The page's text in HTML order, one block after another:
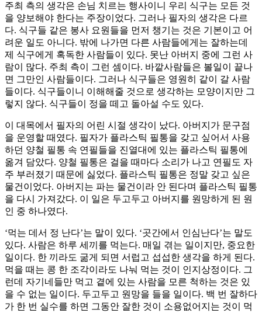
주최 측의 생각은 손님 치르는 행사이니 우리 식구는 모든 것
을 양보해야 한다는 주장이었다. 그러나 필자의 생각은 다르
다. 식구들 같은 봉사 요원들을 먼저 챙기는 것은 기본이고 어
려운 일도 아니다. 밖에 나가면 다른 사람들에게는 잘하는데
제 식구에게 혹독한 사람들이 있다. 못난 아버지 중에 그런 사
람이 많다. 주최 측이 그런 셈이다. 바깥사람들은 볼일이 끝나
면 그만인 사람들이다. 그러나 식구들은 영원히 같이 갈 사람
들이다. 식구들이니 이해해줄 것으로 생각하는 모양이지만 그
렇지 않다. 식구들이 정을 떼고 돌아설 수도 있다.
이 대목에서 필자의 어린 시절 생각이 났다. 아버지가 문구점
을 운영할 때였다. 필자가 플라스틱 필통을 갖고 싶어서 사용
하던 양철 필통 속 연필들을 진열대에 있는 플라스틱 필통에
옮겨 담았다. 양철 필통은 걸을 때마다 소리가 나고 연필도 자
주 부러졌기 때문에 싫었다. 플라스틱 필통은 정말 갖고 싶은
물건이었다. 아버지는 파는 물건이라 안 된다며 플라스틱 필통
을 다시 가져갔다. 이 일은 두고두고 아버지를 원망하게 된 원
인 중 하나였다.
‘먹는 데서 정 난다’는 말이 있다. ‘곳간에서 인심난다’는 말도
있다. 사람은 하루 세끼를 먹는다. 매일 겪는 일이지만, 중요한
일이다. 한 끼라도 굶게 되면 서럽고 섭섭한 생각을 하게 된다.
먹을 때는 콩 한 조각이라도 나눠 먹는 것이 인지상정이다. 그
런데 자기네들만 먹고 곁에 있는 사람을 모른 척하는 것은 있
을 수 없는 일이다. 두고두고 원망을 들을 일이다. 백 번 잘하다
가 한 번 실수를 하면 그동안 잘한 것이 소용없어지는 것이 먹